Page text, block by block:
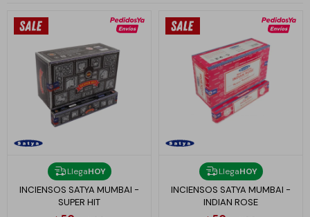
LlegaHOY
INCIENSOS SATYA MUMBAI -
SUPER HIT
LlegaHOY
INCIENSOS SATYA MUMBAI -
INDIAN ROSE